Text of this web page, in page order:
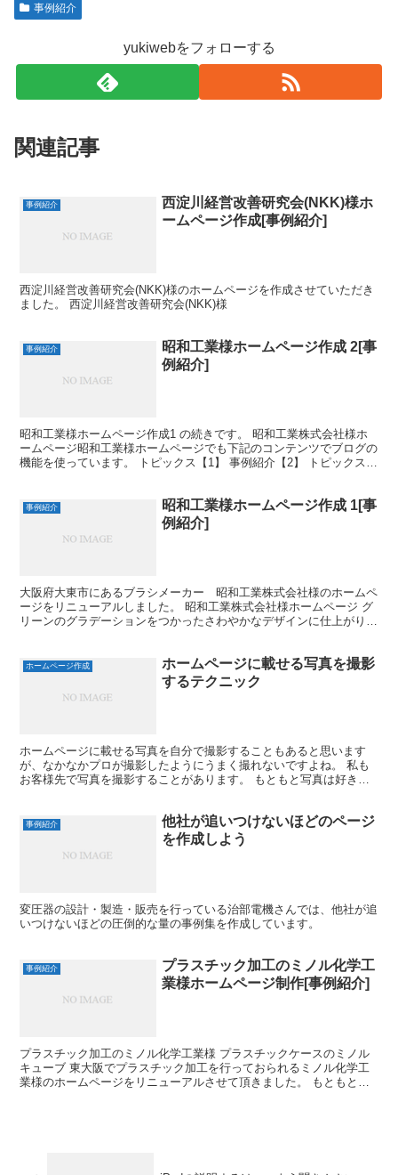
事例紹介
yukiwebをフォローする
関連記事
事例紹介
西淀川経営改善研究会(NKK)様ホ
ームページ作成[事例紹介]
西淀川経営改善研究会(NKK)様のホームページを作成させていただき
ました。 西淀川経営改善研究会(NKK)様
事例紹介
昭和工業様ホームページ作成 2[事
例紹介]
昭和工業様ホームページ作成1 の続きです。 昭和工業株式会社様ホ
ームページ昭和工業様ホームページでも下記のコンテンツでブログの
機能を使っています。 トピックス【1】 事例紹介【2】 トピックス
事例紹介
昭和工業様ホームページ作成 1[事
例紹介]
大阪府大東市にあるブラシメーカー 昭和工業株式会社様のホームペ
ージをリニューアルしました。 昭和工業株式会社様ホームページ グ
リーンのグラデーションをつかったさわやかなデザインに仕上がりま
ホームページ作成
ホームページに載せる写真を撮影
するテクニック
ホームページに載せる写真を自分で撮影することもあると思います
が、なかなかプロが撮影したようにうまく撮れないですよね。 私も
お客様先で写真を撮影することがあります。 もともと写真は好きな
事例紹介
他社が追いつけないほどのページ
を作成しよう
変圧器の設計・製造・販売を行っている治部電機さんでは、他社が追
いつけないほどの圧倒的な量の事例集を作成しています。
事例紹介
プラスチック加工のミノル化学工
業様ホームページ制作[事例紹介]
プラスチック加工のミノル化学工業様 プラスチックケースのミノル
キューブ 東大阪でプラスチック加工を行っておられるミノル化学工
業様のホームページをリニューアルさせて頂きました。 もともとは